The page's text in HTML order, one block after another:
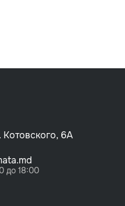
Котовского, 6А
до 18:00